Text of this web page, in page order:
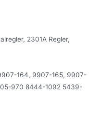
2301A Regler,
164, 9907-165, 9907-
970 8444-1092 5439-